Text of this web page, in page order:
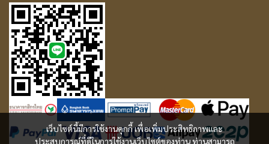
เว็บไซต์นี้มีการใช้งานคุกกี้ เพื่อเพิ่มประสิทธิภาพและ
ประสบการณ์ที่ดีในการใช้งานเว็บไซต์ของท่าน ท่านสามารถ